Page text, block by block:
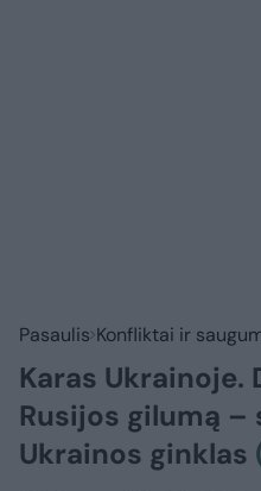
Pasaulis Konfliktai ir
Karas Ukrainoje.
Rusijos gilumą –
Ukrainos ginklas